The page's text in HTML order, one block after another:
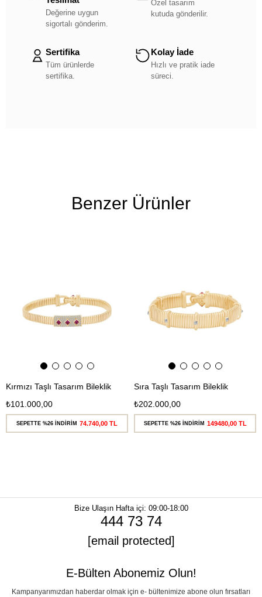
Değerine uygun
sigortalı gönderim.
Özel tasarım
kutuda gönderilir.
Sertifika
Tüm ürünlerde
sertifika.
Kolay İade
Hızlı ve pratik iade
süreci.
Benzer Ürünler
Kırmızı Taşlı Tasarım Bileklik
₺101.000,00
SEPETTE %26 İNDİRİM 74.740,00 TL
Sıra Taşlı Tasarım Bileklik
₺202.000,00
SEPETTE %26 İNDİRİM 149480,00 TL
Bize Ulaşın
444 73 74
[email protected]
Hafta içi: 09:00-18:00
E-Bülten Abonemiz Olun!
Kampanyarımızdan haberdar olmak için e- bültenimize abone olun fırsatları